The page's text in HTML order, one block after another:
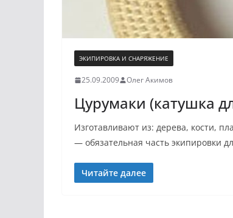
ЭКИПИРОВКА И СНАРЯЖЕНИЕ
25.09.2009 Олег Акимов
Цурумаки (катушка
Изготавливают из: дерева, кости,
— обязательная часть экипировки
Читайте далее